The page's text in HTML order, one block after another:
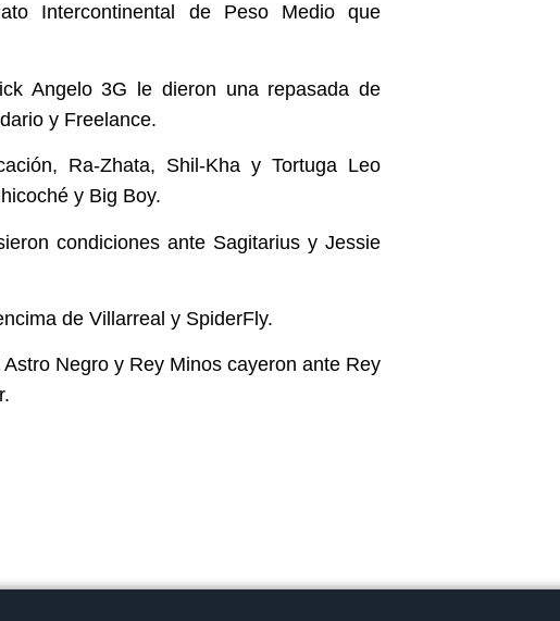
Intercontinental de Peso Medio que
Angelo 3G le dieron una repasada de
y Freelance.
Ra-Zhata, Shil-Kha y Tortuga Leo
y Big Boy.
condiciones ante Sagitarius y Jessie
de Villarreal y SpiderFly.
Negro y Rey Minos cayeron ante Rey